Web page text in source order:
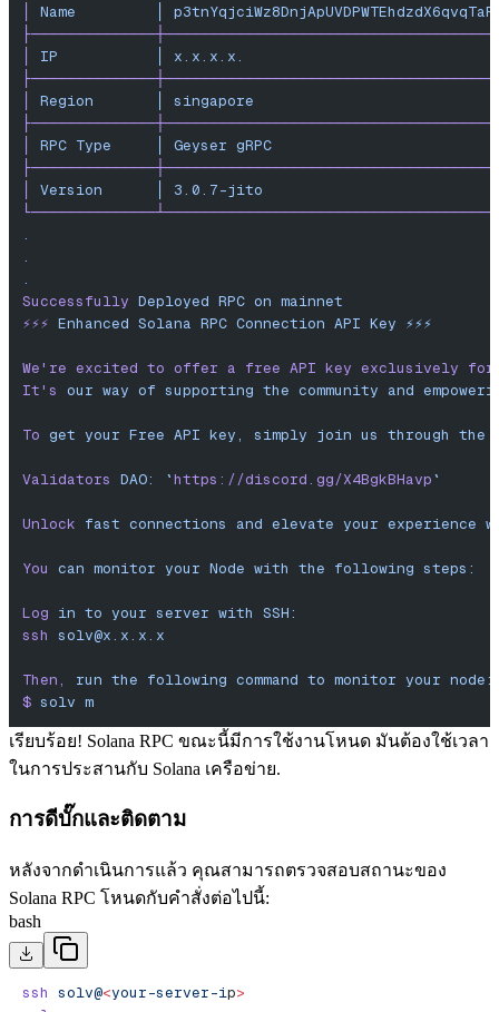
Name
IP x.x.x.x.
Region singapore
RPC Type Geyser gRPC
Version 3.0.7-jito
.
.
.
Successfully Deployed RPC on mainnet
⚡️⚡️⚡️ Enhanced Solana RPC Connection API Key ⚡️⚡️⚡️
We're excited to offer a free API key exclusively for
It' s our way of supporting the community and
To get your Free API key, simply join us through the
Validators DAO: `https://discord.gg/X4BgkBHavp`
Unlock fast connections and elevate your experience
You can monitor your Node with the following steps:
Log in to your server with SSH:
ssh solv@x.x.x.x
Then, run the following command to monitor your node:
$ solv m
เรียบร้อย! Solana RPC ขณะนี้มีการใช้งานโหนด มันต้องใช้เวลา
ในการประสานกับ Solana เครือข่าย.
การดีบั๊กและติดตาม
หลังจากดําเนินการแล้ว คุณสามารถตรวจสอบสถานะของ
Solana RPC โหนดกับคําสั่งต่อไปนี้:
bash
ssh solv@<your-server-ip>